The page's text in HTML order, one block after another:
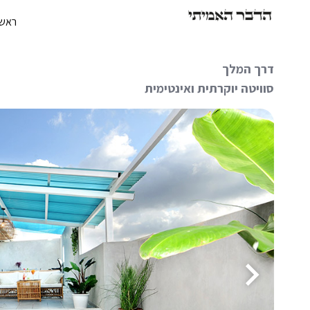
דרך המלך
סוויטה יוקרתית ואינטימית
keyboard_arrow_right